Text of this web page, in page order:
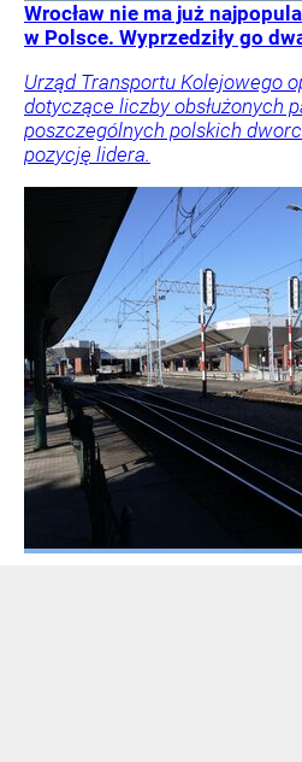
Wrocław nie ma już
w Polsce. Wyprzedziły go
Urząd Transportu Kolejowego
dotyczące liczby obsłużonych
poszczególnych polskich
pozycję lidera.